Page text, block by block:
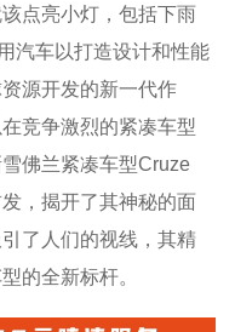
点亮小灯，包括下雨
汽车以打造设计和性能
源开发的新一代作
竞争激烈的紧凑车型
佛兰紧凑车型Cruze
，揭开了其神秘的面
了人们的视线，其精
的全新标杆。